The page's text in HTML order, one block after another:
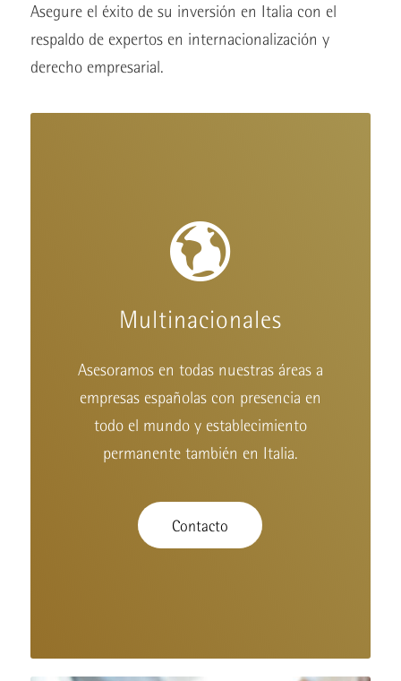
Asegure el éxito de su inversión en Italia con el
respaldo de expertos en internacionalización y
derecho empresarial.
Multinacionales
Asesoramos en todas nuestras áreas a
empresas españolas con presencia en
todo el mundo y establecimiento
permanente también en Italia.
Contacto